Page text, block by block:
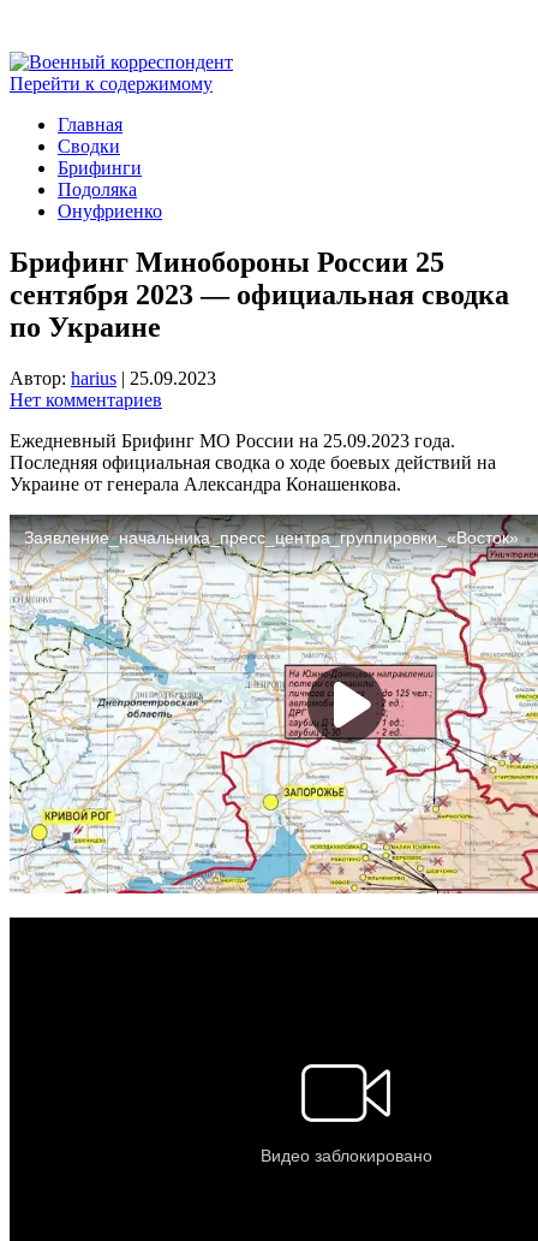
Перейти к содержимому
Главная
Сводки
Брифинги
Подоляка
Онуфриенко
Брифинг Минобороны России 25
сентября 2023 — официальная сводка
по Украине
Автор: harius | 25.09.2023
Нет комментариев
Ежедневный Брифинг МО России на 25.09.2023 года.
Последняя официальная сводка о ходе боевых действий на
Украине от генерала Александра Конашенкова.